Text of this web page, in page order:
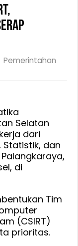
Pemerintahan
Selatan
dari
Statistik, dan
di
Tim
(CSIRT)
prioritas.